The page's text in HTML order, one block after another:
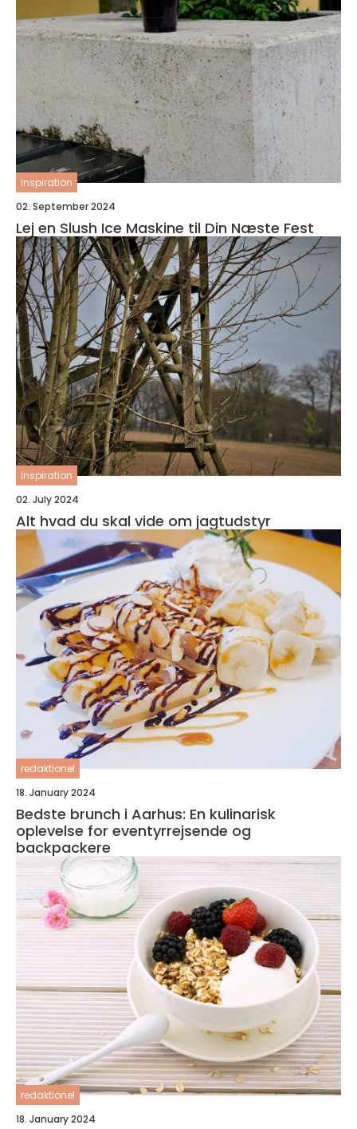
inspiration
02. September 2024
Lej en Slush Ice Maskine til Din Næste Fest
inspiration
02. July 2024
Alt hvad du skal vide om jagtudstyr
redaktionel
18. January 2024
Bedste brunch i Aarhus: En kulinarisk
oplevelse for eventyrrejsende og
backpackere
redaktionel
18. January 2024